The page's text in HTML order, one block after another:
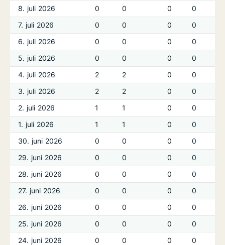
8. juli 2026
0 0 0
0
7. juli 2026
0 0 0
0
6. juli 2026
0 0 0
0
5. juli 2026
0 0 0
0
4. juli 2026
2 2 0
0
3. juli 2026
2 2 0
0
2. juli 2026
1 1 0
0
1. juli 2026
1 1 0
0
30. juni 2026
0 0 0
0
29. juni 2026
0 0 0
0
28. juni 2026
0 0 0
0
27. juni 2026
0 0 0
0
26. juni 2026
0 0 0
0
25. juni 2026
0 0 0
0
24. juni 2026
0 0 0 0